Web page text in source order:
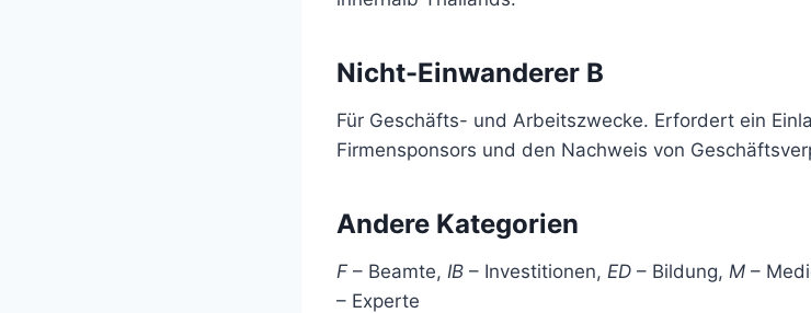
Nicht-Einwanderer B
Für Geschäfts- und Arbeitszwecke. Erfordert ein
Firmensponsors und den Nachweis von
Andere Kategorien
F – Beamte, IB – Investitionen, ED – Bildung, M –
– Experte